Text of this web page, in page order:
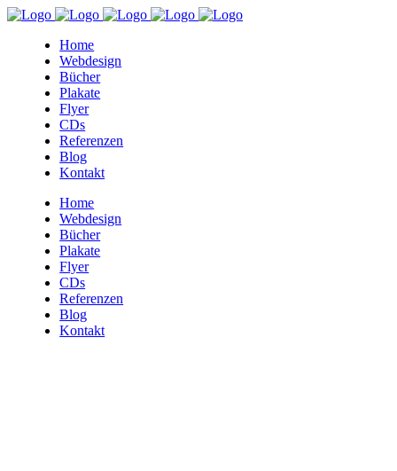
Home
Webdesign
Bücher
Plakate
Flyer
CDs
Referenzen
Blog
Kontakt
Home
Webdesign
Bücher
Plakate
Flyer
CDs
Referenzen
Blog
Kontakt